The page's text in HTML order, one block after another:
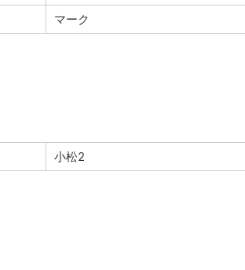
マーク
小松2